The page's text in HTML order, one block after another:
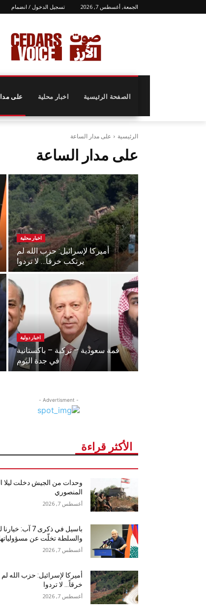
الجمعة, أغسطس 7, 2026 تسجيل الدخول / انضمام
الصفحة الرئيسية اخبار محلية على
الرئيسية على مدار الساعة
على مدار الساعة
اخبار محلية
أميركا لإسرائيل: حزب الله لم
يرتكب خرقاً… لا تردوا
اخبار دولية
قمة سعودية – تركية – باكستانية
في جدة اليوم
- Advertisment -
الأكثر قراءة
وحدات من الجيش دخلت ليلا
المنصوري
أغسطس 7, 2026
باسيل في ذكرى 7 آب:
والسلطة تخلّت عن
أغسطس 7, 2026
أميركا لإسرائيل: حزب الله
خرقاً… لا تردوا
أغسطس 7, 2026